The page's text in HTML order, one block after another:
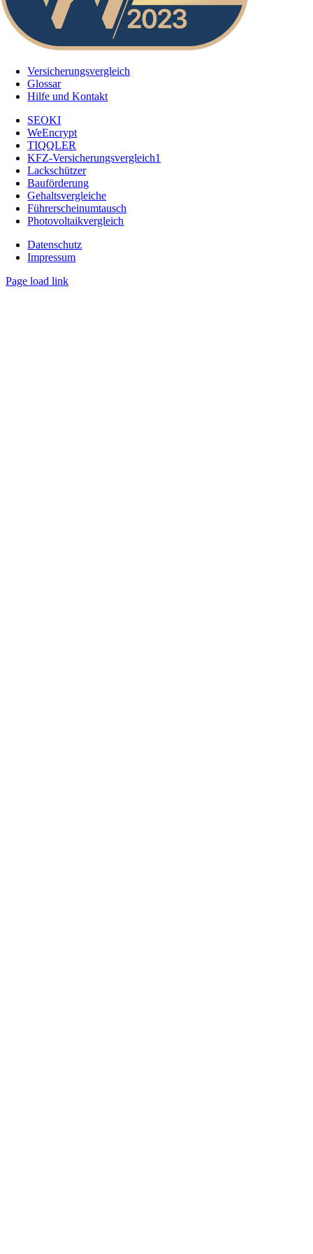
Versicherungsvergleich
Glossar
Hilfe und Kontakt
SEOKI
WeEncrypt
TIQQLER
KFZ-Versicherungsvergleich1
Lackschützer
Bauförderung
Gehaltsvergleiche
Führerscheinumtausch
Photovoltaikvergleich
Datenschutz
Impressum
Page load link